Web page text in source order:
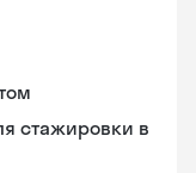
стажировки в